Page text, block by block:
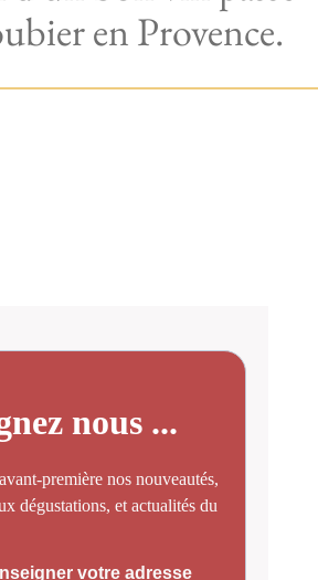
en Provence.